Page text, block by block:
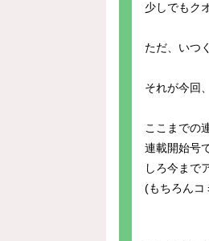
少しでもク
ただ、いつ
それが今回
ここまでの
連載開始号
しろ今まで
(もちろんコ